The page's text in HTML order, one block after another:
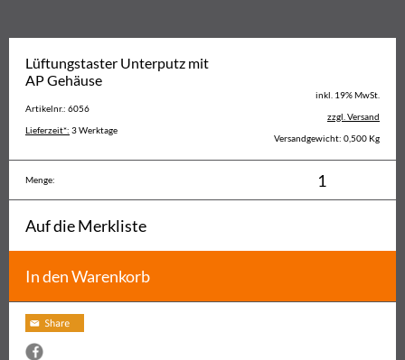
Lüftungstaster Unterputz mit
AP Gehäuse
Artikelnr.: 6056
Lieferzeit*: 3 Werktage
inkl. 19% MwSt.
zzgl. Versand
Versandgewicht: 0,500 Kg
Menge:
Auf die Merkliste
In den Warenkorb